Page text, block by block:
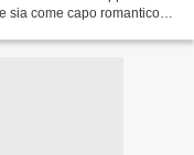
sia come capo romantico